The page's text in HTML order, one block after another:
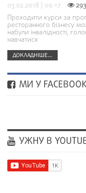
03.02.2018 | 09:17 293
Проходити курси за
ресторанного бізнесу
набули інвалідності,
навчатися
ДОКЛАДНІШЕ...
МИ У
УЖНУ В